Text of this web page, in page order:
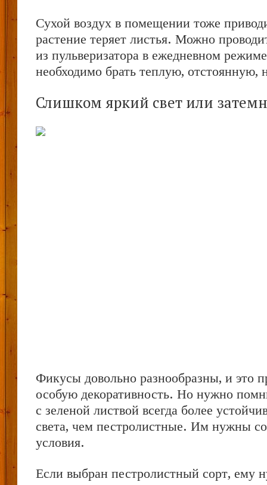
Сухой воздух в помещении тоже
растение теряет листья. Можно
из пульверизатора в ежедневном
необходимо брать теплую, отстоянную,
Слишком яркий свет или
Фикусы довольно разнообразны, и это
особую декоративность. Но нужно
с зеленой листвой всегда более
света, чем пестролистные. Им нужны
условия.
Если выбран пестролистный сорт, ему